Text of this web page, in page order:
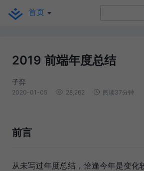
首页
2019 前端年度总结
子弈
2020-01-05 28,262 阅读37分钟
前言
从未写过年度总结，恰逢今年是变化